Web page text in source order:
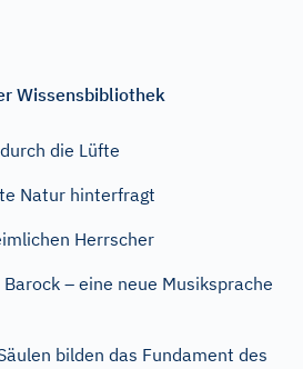
Wissensbibliothek
die Lüfte
Natur hinterfragt
Herrscher
– eine neue Musiksprache
bilden das Fundament des